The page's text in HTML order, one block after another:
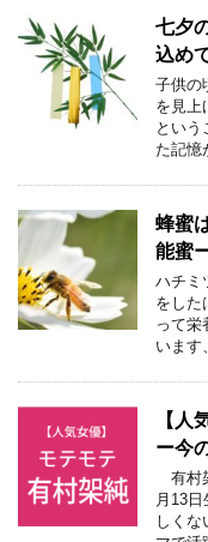
七夕
込め
子供の
を見上
という
た記
蜂蜜
能蜜
ハチミ
をした
って
います
【人
ー今
有村
月13
しく